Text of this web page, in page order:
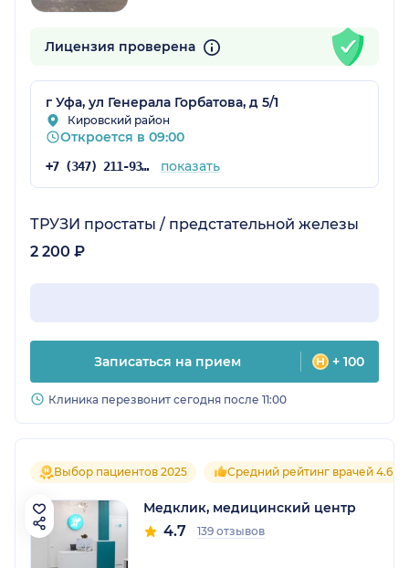
Лицензия проверена
г Уфа, ул Генерала Горбатова, д 5/1
Кировский район
Откроется в 09:00
+7 (347) 211-93-65 показать
ТРУЗИ простаты / предстательной железы
2 200 ₽
Записаться на прием + 100
Клиника перезвонит сегодня после 11:00
Выбор пациентов 2025 Средний рейтинг врачей 4.6
Медклик, медицинский центр
4.7 139 отзывов